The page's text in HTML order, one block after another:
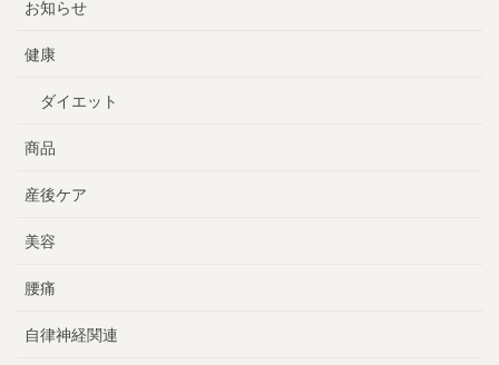
お知らせ
健康
ダイエット
商品
産後ケア
美容
腰痛
自律神経関連